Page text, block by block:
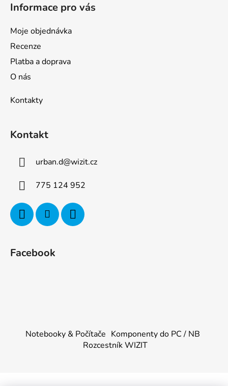
Informace pro vás
Moje objednávka
Recenze
Platba a doprava
O nás
Kontakty
Kontakt
urban.d@wizit.cz
775 124 952
Facebook
Notebooky & Počítače Komponenty do PC / NB
Rozcestník WIZIT